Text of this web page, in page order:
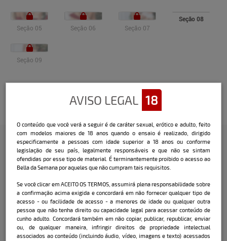
Seção 05 Seção 06 Seção 07
Seção 08
Seção 09
Veja o vídeo
Confira a entrevista que o Bella
fez com a modelo:
Bruna Corrêa:
Como você costuma comemorar o
Natal?Costumo comemorar
tradicionalmente com a minha família em
AVISO LEGAL 18
O conteúdo que você verá a seguir é de caráter sexual, erótico e adulto, feito
com modelos maiores de 18 anos quando o ensaio é realizado, dirigido
especificamente a pessoas com idade superior a 18 anos ou conforme
legislação de seu país, legalmente responsáveis e que não se sintam
ofendidas por esse tipo de material. É terminantemente proibido o acesso ao
Bella da Semana por aqueles que não cumpram tais requisitos.
Se você clicar em ACEITO OS TERMOS, assumirá plena responsabilidade sobre
a confirmação acima exigida e concordará em não fornecer qualquer tipo de
acesso - ou facilidade de acesso - a menores de idade ou qualquer outra
pessoa que não tenha direito ou capacidade legal para acessar conteúdo de
cunho adulto. Concordará também em não copiar, publicar, republicar, enviar
ou, de qualquer maneira, infringir direitos de propriedade intelectual
associados ao conteúdo (incluindo áudio, vídeo, imagens e texto) acessados